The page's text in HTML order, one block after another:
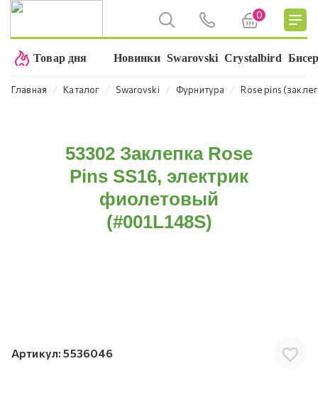
0
Товар дня Новинки Swarovski Crystalbird
Главная ⁄ Каталог ⁄ Swarovski ⁄ Фурнитура ⁄ Rose pins
53302 Заклепка Rose
Pins SS16, электрик
фиолетовый
(#001L148S)
Артикул: 5536046